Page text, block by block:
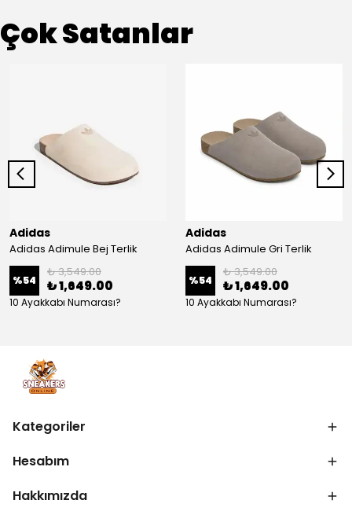
Çok Satanlar
Adidas
Adidas Adimule Bej Terlik
%54
₺ 3,549.00
₺ 1,649.00
10 Ayakkabı Numarası?
Adidas
Adidas Adimule Gri Terlik
%54
₺ 3,549.00
₺ 1,649.00
10 Ayakkabı Numarası?
Kategoriler
Hesabım
Hakkımızda